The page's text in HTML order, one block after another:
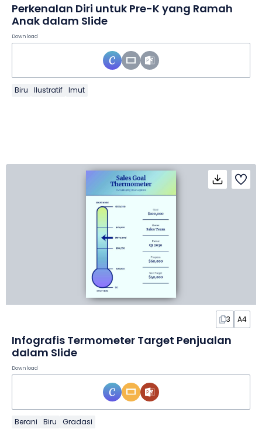
Perkenalan Diri untuk Pre-K yang Ramah
Anak dalam Slide
Download
Biru Ilustratif Imut
3 A4
Infografis Termometer Target Penjualan
dalam Slide
Download
Berani Biru Gradasi